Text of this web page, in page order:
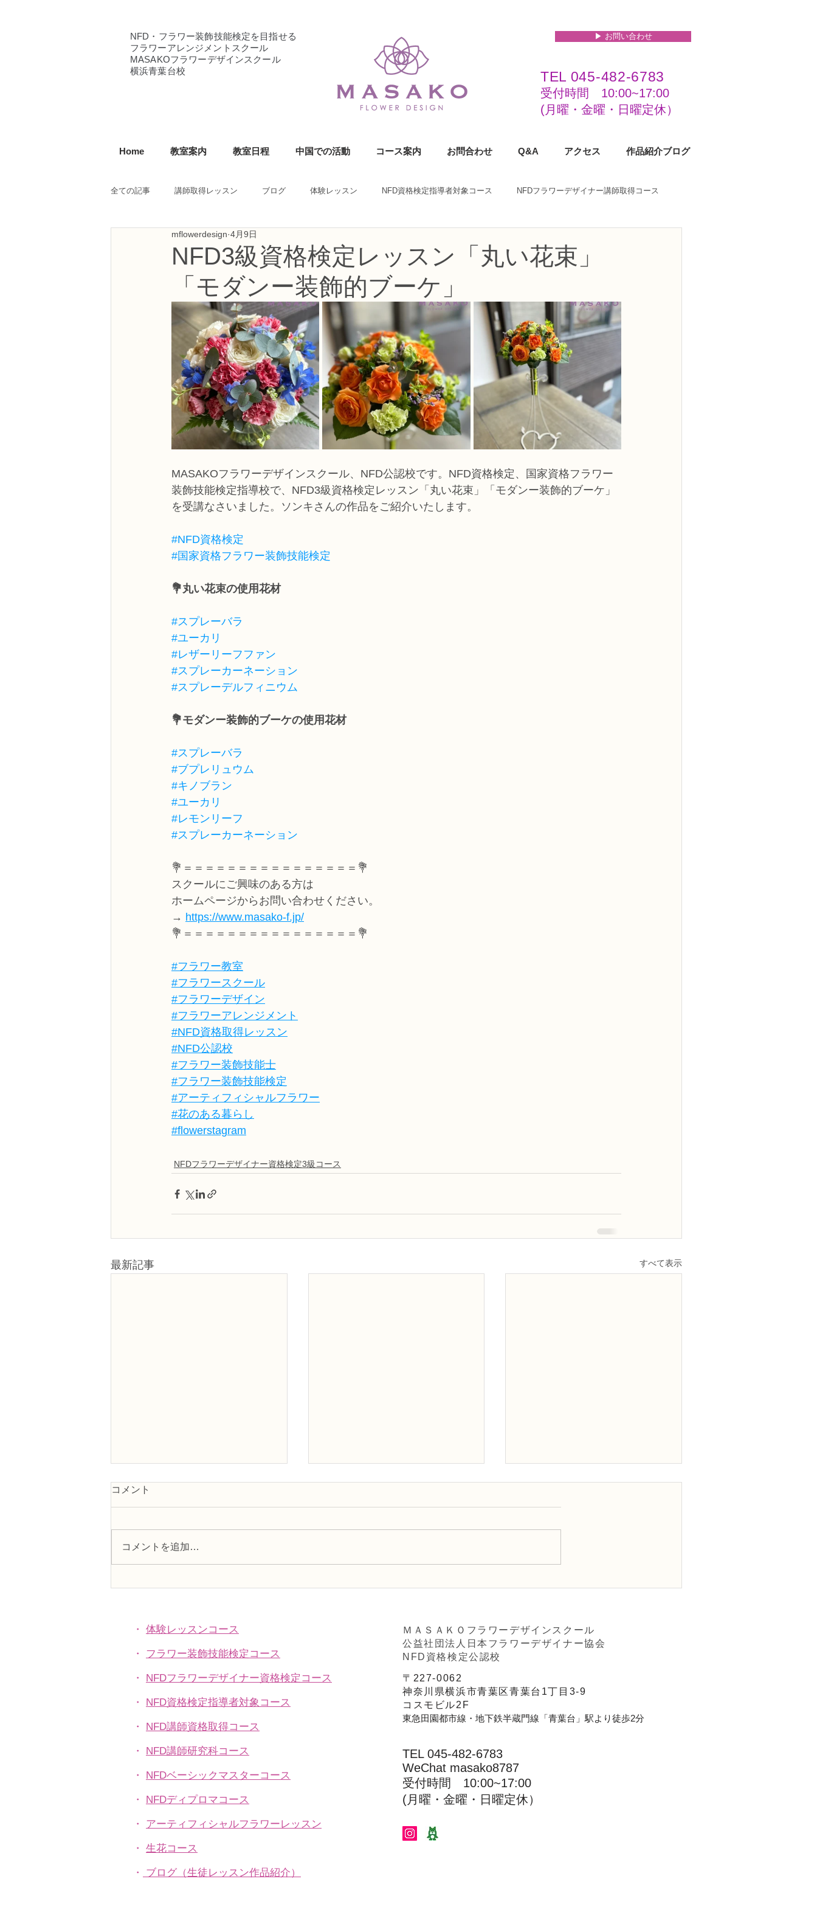
NFD・フラワー装飾技能検定を目指せる
フラワーアレンジメントスクール
MASAKOフラワーデザインスクール
横浜青葉台校
▶︎ お問い合わせ
TEL 045-482-6783
受付時間 10:00~17:00​​​
(​月曜・金曜・日曜定休）
Home 教室案内 教室日程 中国での活動 コース案内 お問合わせ Q&A アクセス 作品紹介ブログ
全ての記事 講師取得レッスン ブログ 体験レッスン NFD資格検定指導者対象コース NFDフラワーデザイナー講師取得コース
NFD講師研究科コース NFDフラワーデザイナー資格検定1級コース
NFDフラワーデザイナー資格検定3級コース フラワー装飾技能検定1級レッスン
フラワー装飾技能検定3級 趣味で楽しむフラワーレッスン アーティフィシャルフラワーコース 生花コース
NFDディプロマアーティフィシャルコース NFDディプロマウエディングコース NFDディプロマプリザーブドフラワーコース
NFDディプロマインドアガーデニングコース NFDベーシックマスターコース キッズフラワーレッス トピックス
教室からのお知らせ
NFD3級資格検定レッスン「丸い花束」
「モダンー装飾的ブーケ」
mflowerdesign 4月9日
MASAKOフラワーデザインスクール、NFD公認校です。NFD資格検定、国家資格フラワー
装飾技能検定指導校で、NFD3級資格検定レッスン「丸い花束」「モダンー装飾的ブーケ」
を受講なさいました。ソンキさんの作品をご紹介いたします。
#NFD資格検定
#国家資格フラワー装飾技能検定
💐丸い花束の使用花材
#スプレーバラ
#ユーカリ
#レザーリーフファン
#スプレーカーネーション
#スプレーデルフィニウム
💐モダンー装飾的ブーケの使用花材
#スプレーバラ
#ブプレリュウム
#キノブラン
#ユーカリ
#レモンリーフ
#スプレーカーネーション
💐＝＝＝＝＝＝＝＝＝＝＝＝＝＝＝＝💐
スクールにご興味のある方は
ホームページからお問い合わせください。
→ https://www.masako-f.jp/
💐＝＝＝＝＝＝＝＝＝＝＝＝＝＝＝＝💐
#フラワー教室
#フラワースクール
#フラワーデザイン
#フラワーアレンジメント
#NFD資格取得レッスン
#NFD公認校
#フラワー装飾技能士
#フラワー装飾技能検定
#アーティフィシャルフラワー
#花のある暮らし
#flowerstagram
NFDフラワーデザイナー資格検定3級コース
最新記事 すべて表示
コメント
コメントを追加…
・ 体験レッスンコース
・ フラワー装飾技能検定コース
・ NFDフラワーデザイナー資格検定コース
・ NFD資格検定指導者対象コース
・ NFD講師資格取得コース
・ NFD講師研究科コース
・ NFDベーシックマスターコース
・ NFDディプロマコース
・ アーティフィシャルフラワーレッスン
​・ 生花コース
​・ ブログ（生徒レッスン作品紹介）
ＭＡＳＡＫＯフラワーデザインスクール
公益社団法人日本フラワーデザイナー協会
NFD資格検定公認校
〒227-0062
神奈川県横浜市青葉区青葉台1丁目3-9
コスモビル2F
東急田園都市線・地下鉄半蔵門線「青葉台」駅より徒歩2分
TEL 045-482-6783
WeChat masako8787
受付時間 10:00~17:00​​​
(​月曜・金曜・日曜定休）